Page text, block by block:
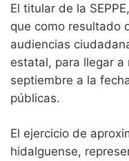
El titular de la
que como resultado
audiencias
estatal, para llegar
septiembre a la
públicas.
El ejercicio de
hidalguense,